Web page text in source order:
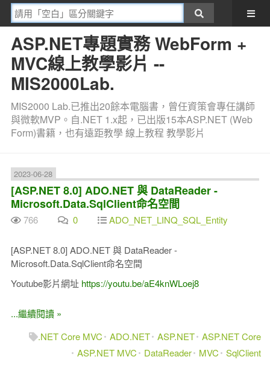
ASP.NET專題實務 WebForm +
MVC線上教學影片 --
MIS2000Lab.
MIS2000 Lab.已推出20餘本電腦書，曾任資策會專任講師
與微軟MVP。自.NET 1.x起，已出版15本ASP.NET (Web
Form)書籍，也有遠距教學 線上教程 教學影片
2023-06-28
[ASP.NET 8.0] ADO.NET 與 DataReader -
Microsoft.Data.SqlClient命名空間
766 0 ADO_NET_LINQ_SQL_Entity
[ASP.NET 8.0] ADO.NET 與 DataReader -
Microsoft.Data.SqlClient命名空間
Youtube影片網址 https://youtu.be/aE4knWLoej8
...繼續閱讀 »
.NET Core MVC
ADO.NET ASP.NET ASP.NET Core
ASP.NET MVC
DataReader MVC SqlClient